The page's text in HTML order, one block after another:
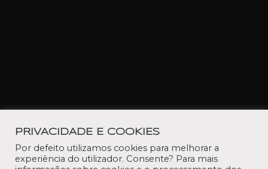
PRIVACIDADE E COOKIES
Por defeito utilizamos cookies para melhorar a
experiência do utilizador. Consente? Para mais